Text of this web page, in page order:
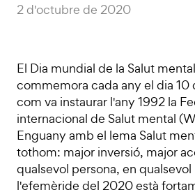
2 d'octubre de 2020
El Dia mundial de la Salut
commemora cada any el dia 10
com va instaurar l'any 1992 la
internacional de Salut mental
Enguany amb el lema Salut
tothom: major inversió, major
qualsevol persona, en qualsevol
l'efemèride del 2020 està